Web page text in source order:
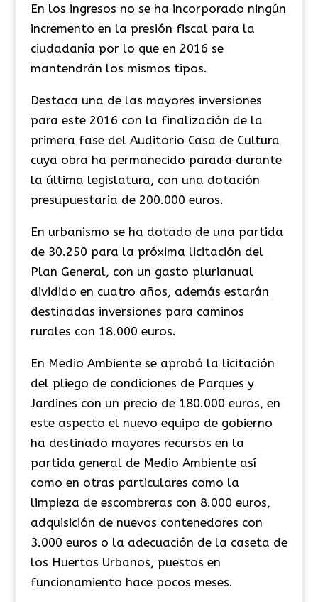
En los ingresos no se ha incorporado ningún
incremento en la presión fiscal para la
ciudadanía por lo que en 2016 se
mantendrán los mismos tipos.
Destaca una de las mayores inversiones
para este 2016 con la finalización de la
primera fase del Auditorio Casa de Cultura
cuya obra ha permanecido parada durante
la última legislatura, con una dotación
presupuestaria de 200.000 euros.
En urbanismo se ha dotado de una partida
de 30.250 para la próxima licitación del
Plan General, con un gasto plurianual
dividido en cuatro años, además estarán
destinadas inversiones para caminos
rurales con 18.000 euros.
En Medio Ambiente se aprobó la licitación
del pliego de condiciones de Parques y
Jardines con un precio de 180.000 euros, en
este aspecto el nuevo equipo de gobierno
ha destinado mayores recursos en la
partida general de Medio Ambiente así
como en otras particulares como la
limpieza de escombreras con 8.000 euros,
adquisición de nuevos contenedores con
3.000 euros o la adecuación de la caseta de
los Huertos Urbanos, puestos en
funcionamiento hace pocos meses.